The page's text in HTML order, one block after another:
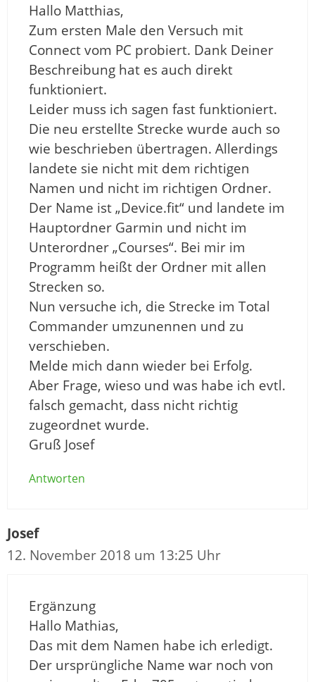
Hallo Matthias,
Zum ersten Male den Versuch mit
Connect vom PC probiert. Dank Deiner
Beschreibung hat es auch direkt
funktioniert.
Leider muss ich sagen fast funktioniert.
Die neu erstellte Strecke wurde auch so
wie beschrieben übertragen. Allerdings
landete sie nicht mit dem richtigen
Namen und nicht im richtigen Ordner.
Der Name ist „Device.fit“ und landete im
Hauptordner Garmin und nicht im
Unterordner „Courses“. Bei mir im
Programm heißt der Ordner mit allen
Strecken so.
Nun versuche ich, die Strecke im Total
Commander umzunennen und zu
verschieben.
Melde mich dann wieder bei Erfolg.
Aber Frage, wieso und was habe ich evtl.
falsch gemacht, dass nicht richtig
zugeordnet wurde.
Gruß Josef
Antworten
Josef
12. November 2018 um 13:25 Uhr
Ergänzung
Hallo Mathias,
Das mit dem Namen habe ich erledigt.
Der ursprüngliche Name war noch von